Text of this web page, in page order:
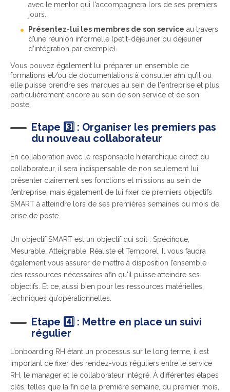
avec le mentor qui l'accompagnera lors de ses premiers
jours.
Présentez-lui les membres de son service au travers
d’une réunion informelle (petit-déjeuner ou déjeuner
d’intégration par exemple).
Vous pouvez également lui préparer un ensemble de
formations et/ou de documentations à consulter afin qu’il ou
elle puisse prendre ses marques au sein de l'entreprise et plus
particulièrement encore au sein de son service et de son
poste.
Etape 3️⃣ : Organiser les premiers pas
du nouveau collaborateur
En collaboration avec le responsable hiérarchique direct du
collaborateur, il sera indispensable de non seulement lui
présenter clairement ses fonctions et missions au sein de
l’entreprise, mais également de lui fixer de premiers objectifs
SMART à atteindre lors de ses premières semaines ou mois de
prise de poste.
Un objectif SMART est un objectif qui soit : Spécifique,
Mesurable, Atteignable, Réaliste et Temporel. Il vous faudra
également vous assurer de mettre à disposition l’ensemble
des ressources nécessaires afin qu'il puisse atteindre ses
objectifs. Et ce, aussi bien pour les ressources matérielles,
techniques qu’opérationnelles.
Etape 4️⃣ : Mettre en place un suivi
régulier
L’onboarding RH étant un processus sur le long terme, il est
important de fixer des rendez-vous réguliers entre le service
RH, le manager et le collaborateur intégré. À différentes étapes
clés, telles que la fin de la première semaine, du premier mois,